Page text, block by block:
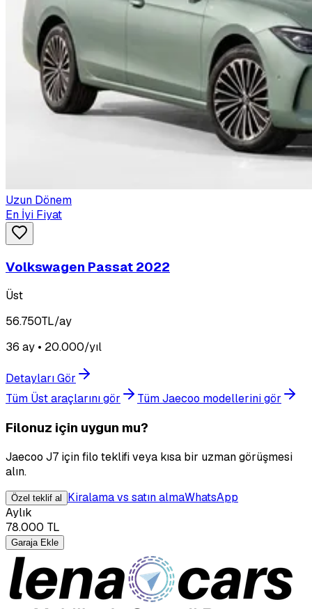
Uzun Dönem
En İyi Fiyat
Volkswagen Passat 2022
Üst
56.750TL/ay
36 ay • 20.000/yıl
Detayları Gör
Tüm Üst araçlarını gör
Tüm Jaecoo modellerini gör
Filonuz için uygun mu?
Jaecoo J7 için filo teklifi veya kısa bir uzman görüşmesi
alın.
Özel teklif al Kiralama vs satın almaWhatsApp
Aylık
78.000 TL
Garaja Ekle